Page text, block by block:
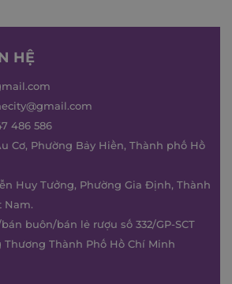
HỆ
486 586
Cơ, Phường Bảy Hiền, Thành phố Hồ
Huy Tưởng, Phường Gia Định, Thành
Nam.
buôn/bán lẻ rượu số 332/GP-SCT
Thương Thành Phố Hồ Chí Minh